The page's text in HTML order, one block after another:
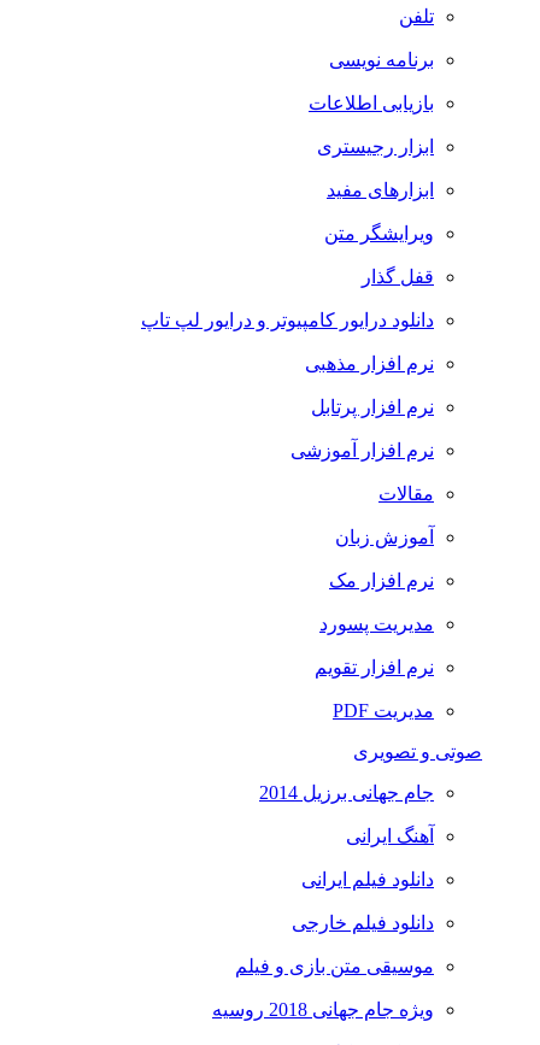
تلفن
برنامه نویسی
بازیابی اطلاعات
ابزار رجیستری
ابزارهای مفید
ویرایشگر متن
قفل گذار
دانلود درایور کامپیوتر و درایور لپ تاپ
نرم افزار مذهبی
نرم افزار پرتابل
نرم افزار آموزشی
مقالات
آموزش زبان
نرم افزار مک
مدیریت پسورد
نرم افزار تقویم
مدیریت PDF
صوتی و تصویری
جام جهانی برزیل 2014
آهنگ ایرانی
دانلود فیلم ایرانی
دانلود فیلم خارجی
موسیقی متن بازی و فیلم
ویژه جام جهانی 2018 روسیه